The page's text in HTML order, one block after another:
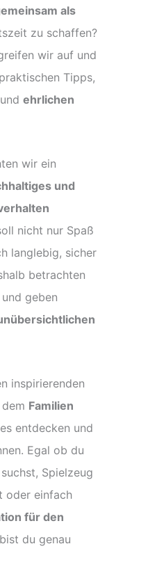
als
zu schaffen?
wir auf und
Tipps,
ehrlichen
wir ein
und
nicht nur Spaß
langlebig, sicher
betrachten
geben
inspirierenden
Familien
entdecken und
Egal ob du
Spielzeug
oder einfach
für den
du genau